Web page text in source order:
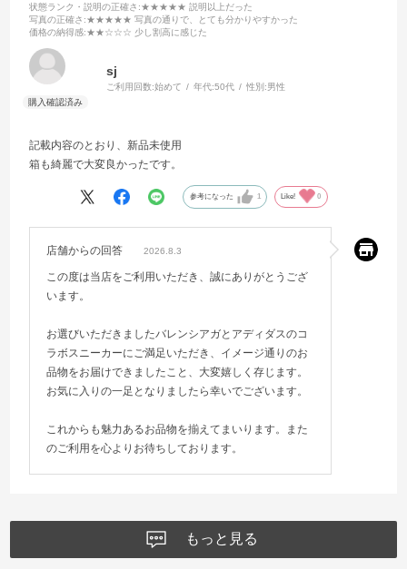
状態ランク・説明の正確さ :★★★★★ 説明以上だった
写真の正確さ :★★★★★ 写真の通りで、とても分かりやすかった
価格の納得感:★★☆☆☆ 少し割高に感じた
sj
ご利用回数:始めて 年代:50代 性別:男性
記載内容のとおり、新品未使用
箱も綺麗で大変良かったです。
参考になった 1 Like! 0
店舗からの回答 2026.8.3
この度は当店をご利用いただき、誠にありがとうござ
います。
お選びいただきましたバレンシアガとアディダスのコ
ラボスニーカーにご満足いただき、イメージ通りのお
品物をお届けできましたこと、大変嬉しく存じます。
お気に入りの一足となりましたら幸いでございます。
これからも魅力あるお品物を揃えてまいります。また
のご利用を心よりお待ちしております。
もっと見る